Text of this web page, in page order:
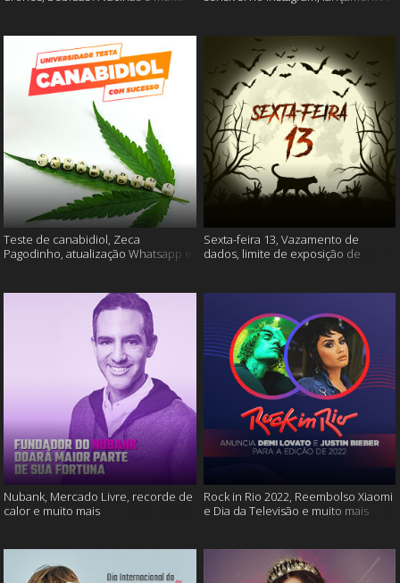
Teste de canabidiol, Zeca
Pagodinho, atualização Whatsapp e
Sexta-feira 13, Vazamento de
dados, limite de exposição de
Nubank, Mercado Livre, recorde de
calor e muito mais
Rock in Rio 2022, Reembolso Xiaomi
e Dia da Televisão e muito mais